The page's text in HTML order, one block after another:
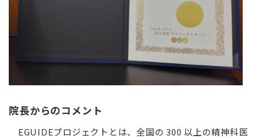
院長からのコメント
EGUIDEプロジェクトとは、全国の 300 以上の精神科医